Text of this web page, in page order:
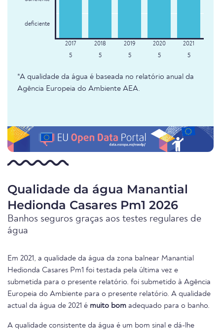
deficiente
5 5 5 5 5
*A qualidade da água é baseada no relatório anual da
Agência Europeia do Ambiente AEA.
Qualidade da água Manantial
Hedionda Casares Pm1 2026
Banhos seguros graças aos testes regulares de
água
Em 2021, a qualidade da água da zona balnear Manantial
Hedionda Casares Pm1 foi testada pela última vez e
submetida para o presente relatório. foi submetido à Agência
Europeia do Ambiente para o presente relatório. A qualidade
actual da água de 2021 é muito bom adequado para o banho.
A qualidade consistente da água é um bom sinal e dá-lhe